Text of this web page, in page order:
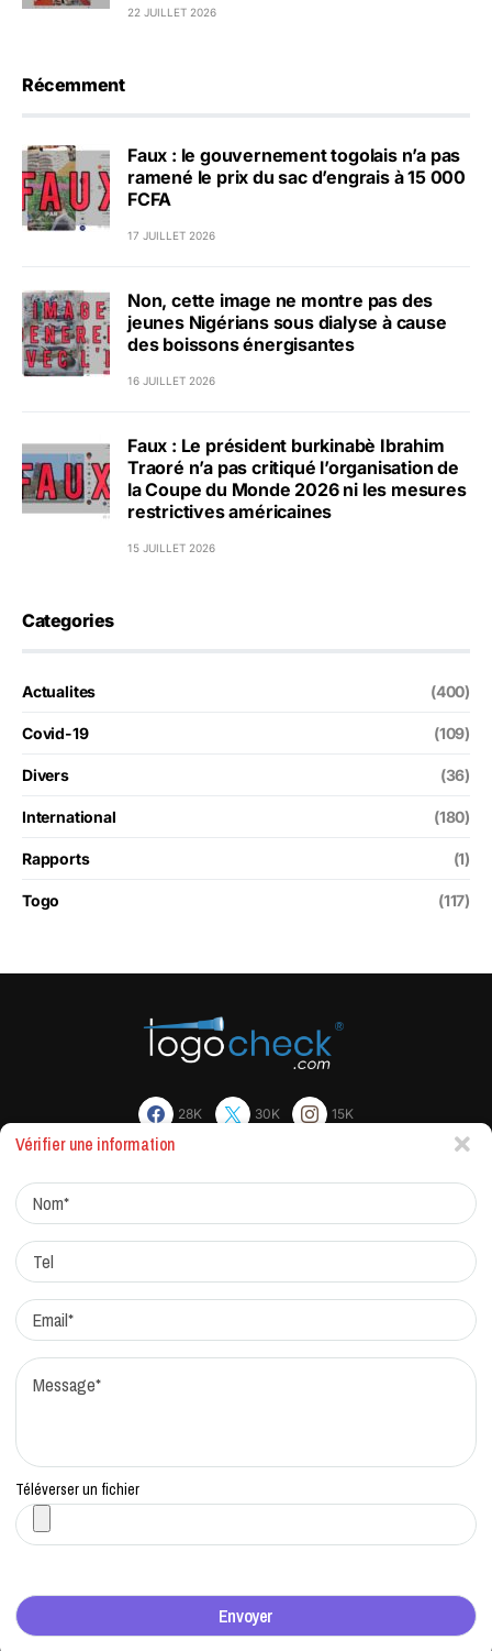
22 JUILLET 2026
Récemment
Faux : le gouvernement togolais n’a pas
ramené le prix du sac d’engrais à 15 000
FCFA
17 JUILLET 2026
Non, cette image ne montre pas des
jeunes Nigérians sous dialyse à cause
des boissons énergisantes
16 JUILLET 2026
Faux : Le président burkinabè Ibrahim
Traoré n’a pas critiqué l’organisation de
la Coupe du Monde 2026 ni les mesures
restrictives américaines
15 JUILLET 2026
Categories
Actualites (400)
Covid-19 (109)
Divers (36)
International (180)
Rapports (1)
Togo (117)
28K 30K 15K
Protocole de correction
Vérifier une information
Téléverser un fichier